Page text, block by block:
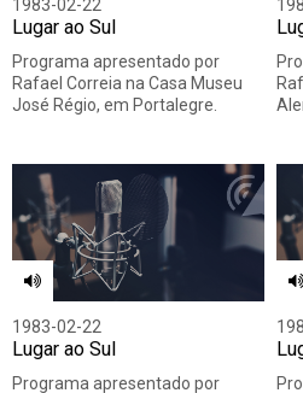
1983-02-22
Lugar ao Sul
Programa apresentado por
Rafael Correia na Casa Museu
José Régio, em Portalegre.
1983-02-22
Lugar ao Sul
Programa apresentado por